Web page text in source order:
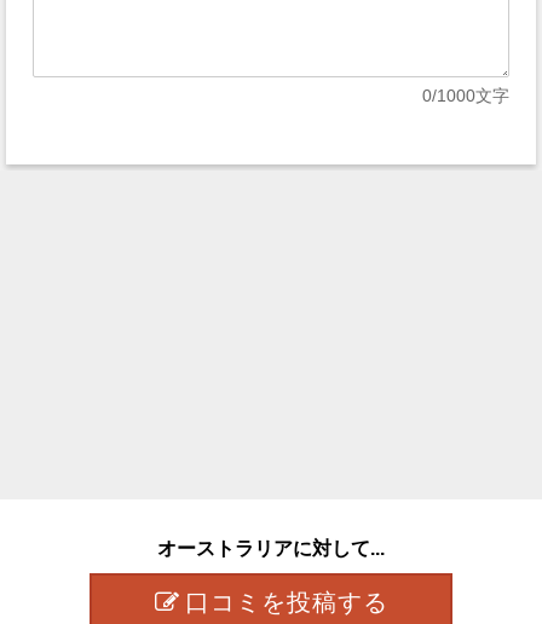
0/1000文字
オーストラリアに対して...
口コミを投稿する